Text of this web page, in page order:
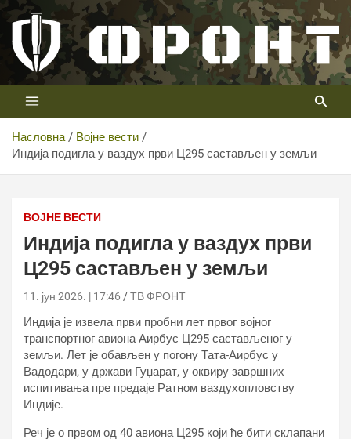
Скип
цонтент
Телевизија ФРОНТ
Први војни канал у Србији
Насловна
Војне вести
Индија подигла у ваздух први Ц295 састављен у земљи
ВОЈНЕ ВЕСТИ
Индија подигла у ваздух први
Ц295 састављен у земљи
11. јун 2026. | 17:46 ТВ ФРОНТ
Индија је извела први пробни лет првог војног
транспортног авиона Аирбус Ц295 састављеног у
земљи. Лет је обављен у погону Тата-Аирбус у
Вадодари, у држави Гуџарат, у оквиру завршних
испитивања пре предаје Ратном ваздухопловству
Индије.
Реч је о првом од 40 авиона Ц295 који ће бити склапани